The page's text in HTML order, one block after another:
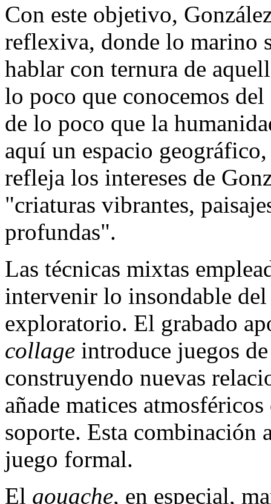
Con este objetivo,
reflexiva, donde lo marino
hablar con ternura de
lo poco que conocemos
de lo poco que la
aquí un espacio
refleja los intereses de
"criaturas vibrantes,
profundas".
Las técnicas mixtas
intervenir lo insondable
exploratorio. El grabado
collage introduce juegos
construyendo nuevas
añade matices
soporte. Esta combinación
juego formal.
El gouache, en especial,